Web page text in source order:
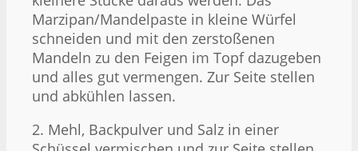
Marzipan/Mandelpaste in kleine Würfel
schneiden und mit den zerstoßenen
Mandeln zu den Feigen im Topf dazugeben
und alles gut vermengen. Zur Seite stellen
und abkühlen lassen.
2. Mehl, Backpulver und Salz in einer